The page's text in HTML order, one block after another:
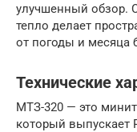
улучшенный обзор.
тепло делает
от погоды и
Технические
МТЗ-320 — это
который выпускает